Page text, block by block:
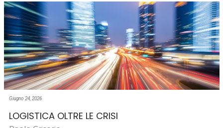
Giugno 24, 2026
LOGISTICA OLTRE LE CRISI